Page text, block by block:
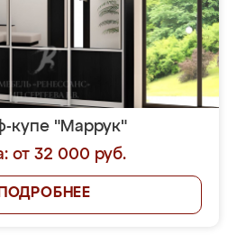
купе "Маррук"
от 32 000 руб.
ПОДРОБНЕЕ